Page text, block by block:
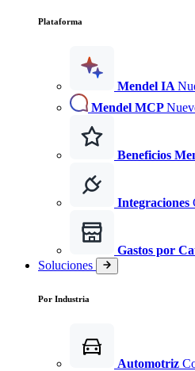
Plataforma
Mendel IA
Mendel MCP
Beneficios
Integraciones
Gastos por
Soluciones
Por Industria
Automotriz